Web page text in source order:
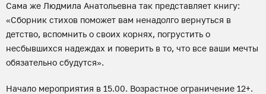
Сама же Людмила Анатольевна так представляет книгу:
«Сборник стихов поможет вам ненадолго вернуться в
детство, вспомнить о своих корнях, погрустить о
несбывшихся надеждах и поверить в то, что все ваши мечты
обязательно сбудутся».
Начало мероприятия в 15.00. Возрастное ограничение 12+.